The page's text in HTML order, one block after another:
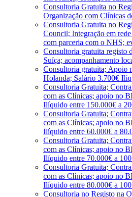
Consultoria Gratuita no
Organização com Clínicas
Consultoria Gratuita no
Council; Integração em
com parceria com o NHS;
Consultoria gratuita registo
Suíça; acompanhamento
Consultoria gratuita; Apoio
Holanda; Salário 3.700€
Consultoria Gratuita;
com as Clínicas; apoio no
Ilíquido entre 150.000€ a
Consultoria Gratuita;
com as Clínicas; apoio no
Ilíquido entre 60.000€ a
Consultoria Gratuita;
com as Clínicas; apoio no
Ilíquido entre 70.000€ a
Consultoria Gratuita;
com as Clínicas; apoio no
Ilíquido entre 80.000€ a
Consultoria no Registo na